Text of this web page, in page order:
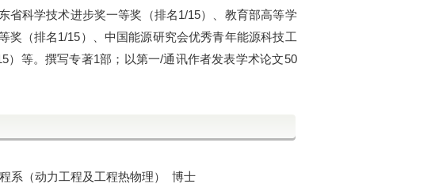
省科学技术进步奖一等奖（排名1/15）、教育部高等学
奖（排名1/15）、中国能源研究会优秀青年能源科技工
）等。撰写专著1部；以第一/通讯作者发表学术论文50
系（动力工程及工程热物理） 博士